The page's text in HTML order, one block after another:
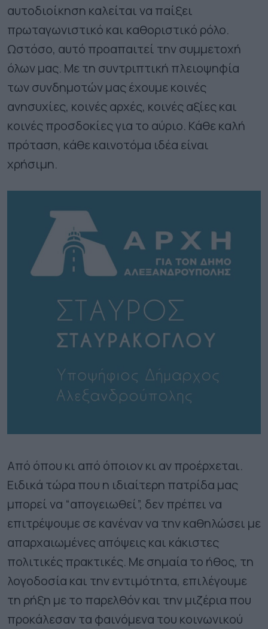
αυτοδιοίκηση καλείται να παίξει
πρωταγωνιστικό και καθοριστικό ρόλο.
Ωστόσο, αυτό προαπαιτεί την συμμετοχή
όλων μας. Με τη συντριπτική πλειοψηφία
των συνδημοτών μας έχουμε κοινές
ανησυχίες, κοινές αρχές, κοινές αξίες και
κοινές προσδοκίες για το αύριο. Κάθε καλή
πρόταση, κάθε καινοτόμα ιδέα είναι
χρήσιμη.
Από όπου κι από όποιον κι αν προέρχεται.
Ειδικά τώρα που η ιδιαίτερη πατρίδα μας
μπορεί να “απογειωθεί”, δεν πρέπει να
επιτρέψουμε σε κανέναν να την καθηλώσει με
απαρχαιωμένες απόψεις και κάκιστες
πολιτικές πρακτικές. Με σημαία το ήθος, τη
λογοδοσία και την εντιμότητα, επιλέγουμε
τη ρήξη με το παρελθόν και την μιζέρια που
προκάλεσαν τα φαινόμενα του κοινωνικού